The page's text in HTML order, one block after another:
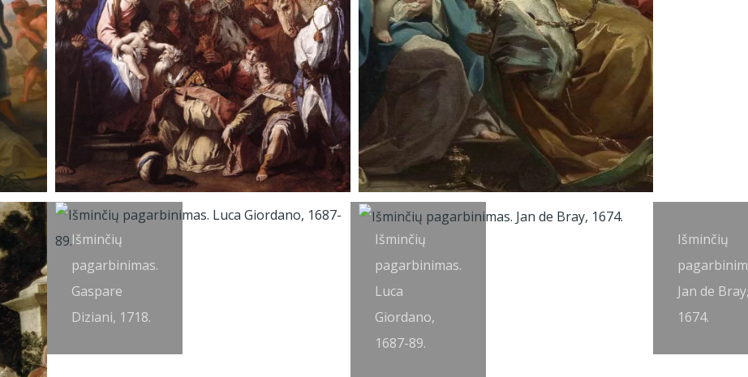
Išminčių
pagarbinimas.
Gaspare
Diziani, 1718.
Išminčių
pagarbinimas.
Luca
Giordano,
1687-89.
Išminčių
Jan de
1674.